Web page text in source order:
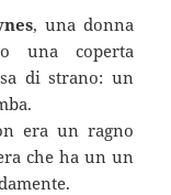
, una donna
una coperta
di strano: un
era un ragno
che ha un un